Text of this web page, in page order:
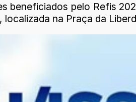
beneficiados pelo Refis
na Praça da